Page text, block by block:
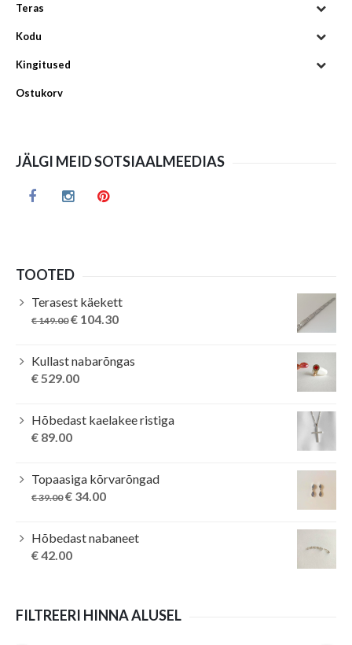
Teras
Kodu
Kingitused
Ostukorv
JÄLGI MEID SOTSIAALMEEDIAS
TOOTED
Terasest käekett
€149.00 Original
€ 149.00.
€ 104.30Current
€ 104.30.
Kullast nabarõngas
€529.00
Hõbedast kaelakee ristiga
€ 89.00
Topaasiga kõrvarõngad
€39.00 Original
€ 39.00.
€ 34.00Current
€ 34.00.
Hõbedast nabaneet
€42.00
FILTREERI HINNA ALUSEL